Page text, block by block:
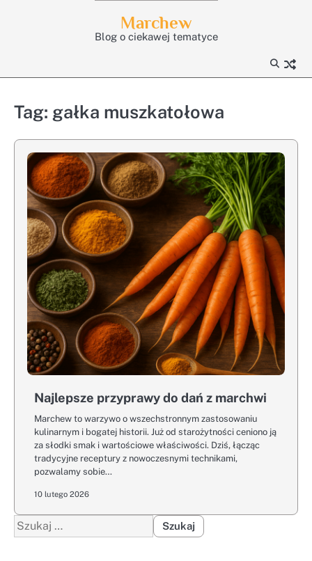
Marchew
Blog o ciekawej tematyce
Tag: gałka muszkatołowa
Najlepsze przyprawy do dań z marchwi
Marchew to warzywo o wszechstronnym zastosowaniu
kulinarnym i bogatej historii. Już od starożytności ceniono ją
za słodki smak i wartościowe właściwości. Dziś, łącząc
tradycyjne receptury z nowoczesnymi technikami,
pozwalamy sobie…
10 lutego 2026
Szukaj: